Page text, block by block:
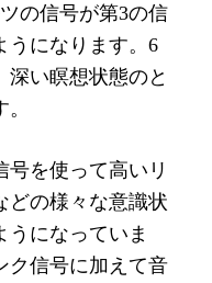
の信号が第3の信
うになります。6
い瞑想状態のと
を使って高いリ
どの様々な意識状
うになっていま
ク信号に加えて音